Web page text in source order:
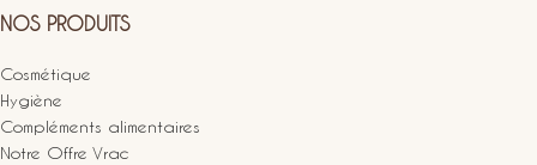
NOS PRODUITS
Cosmétique
Hygiène
Compléments alimentaires
Notre Offre Vrac